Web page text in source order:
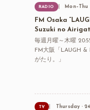
RADIO Mon–Thu
FM Osaka
Suzuki no
毎週月曜～木曜
FM大阪「LAUGH &
がたり。」
TV Thursday ·